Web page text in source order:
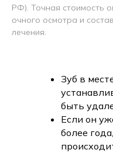
РФ). Точная стоимость
очного осмотра и
лечения.
Зуб в
быть
Если он
более